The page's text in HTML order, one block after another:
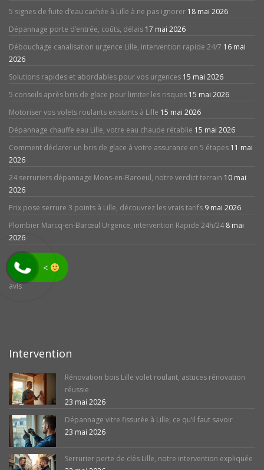
5 signes de fuite d’eau cachée à Lille à ne pas ignorer 18 mai 2026
Dépannage porte d’entrée, coûts, délais 17 mai 2026
Débouchage canalisation urgence Lille, intervention rapide 24/7 16 mai
2026
Solutions rapides et abordables pour vos urgences 15 mai 2026
5 conseils après bris de glace pour limiter les risques 15 mai 2026
Motoriser vos volets roulants existants à Lille 15 mai 2026
Dépannage chauffe eau Lille, votre eau chaude rétablie 15 mai 2026
Comment déclarer un bris de glace à votre assurance en 5 étapes 11 mai
2026
24 serruriers dépannage Mons-en-Baroeul, notre verdict terrain 10 mai
2026
Prix pose serrure 3 points à Lille, découvrez les vrais tarifs 9 mai 2026
Plombier Marcq-en-Barœul Urgence, intervention Rapide 24h/24 8 mai
2026
avis
Intervention
Rénovation bois Lille volet roulant, astuces rénovation
réussie
23 mai 2026
Dépannage vitre fissurée à Lille, ce qu’il faut savoir
23 mai 2026
Serrurier perte de clés Lille, notre intervention expliquée
<